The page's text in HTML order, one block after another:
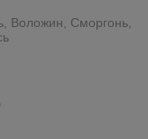
Воложин, Сморгонь,